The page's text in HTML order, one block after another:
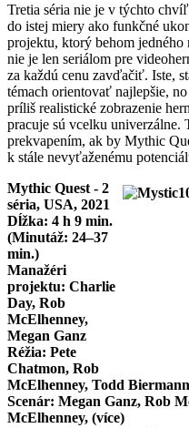
Tretia séria nie je v týchto
do istej miery ako funkčné
projektu, ktorý behom
nie je len seriálom pre
za každú cenu zavďačiť. Iste,
témach orientovať najlepšie,
príliš realistické zobrazenie
pracuje sú vcelku univerzálne.
prekvapením, ak by Mythic
k stále nevyťaženému
Mythic Quest - 2
séria, USA, 2021
Dĺžka: 4 h 9 min.
(Minutáž: 24–37
min.)
Manažéri
projektu: Charlie
Day, Rob
McElhenney,
Megan Ganz
Réžia: Pete
Chatmon, Rob
McElhenney, Todd Biermann
Scenár: Megan Ganz, Rob
McElhenney, (více)